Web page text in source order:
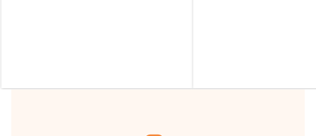
Hilfsbereitschaft!